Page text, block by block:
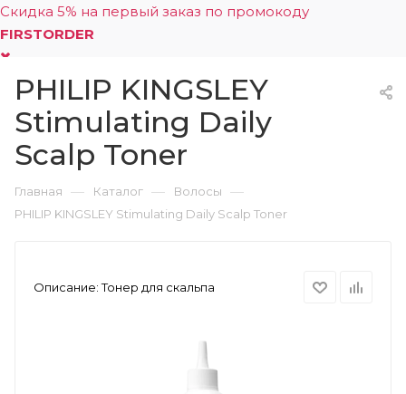
Скидка 5% на первый заказ по промокоду
FIRSTORDER
0
PHILIP KINGSLEY
Stimulating Daily
Scalp Toner
Главная — Каталог — Волосы —
PHILIP KINGSLEY Stimulating Daily Scalp Toner
Описание: Тонер для скальпа